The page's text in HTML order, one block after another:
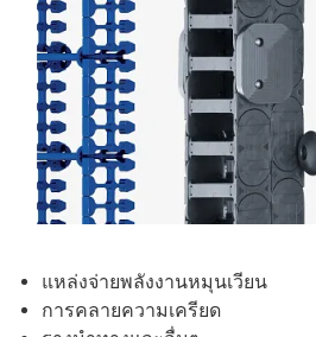
แหล่งจ่ายพลังงานหมุนเวียน
การคลายความเครียด